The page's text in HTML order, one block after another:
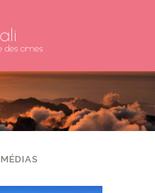
MÉDIAS